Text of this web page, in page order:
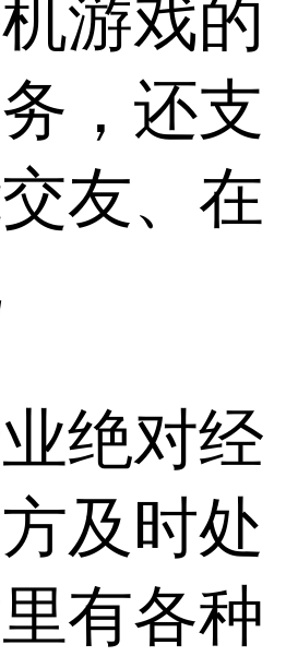
游戏的
，还支
友、在
绝对经
及时处
有各种